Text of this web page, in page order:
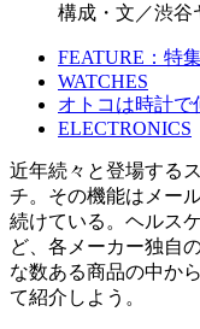
構成・文／渋谷
FEATURE：特
WATCHES
オトコは時計で
ELECTRONICS
近年続々と登場する
チ。その機能はメー
続けている。ヘルス
ど、各メーカー独自
な数ある商品の中か
て紹介しよう。